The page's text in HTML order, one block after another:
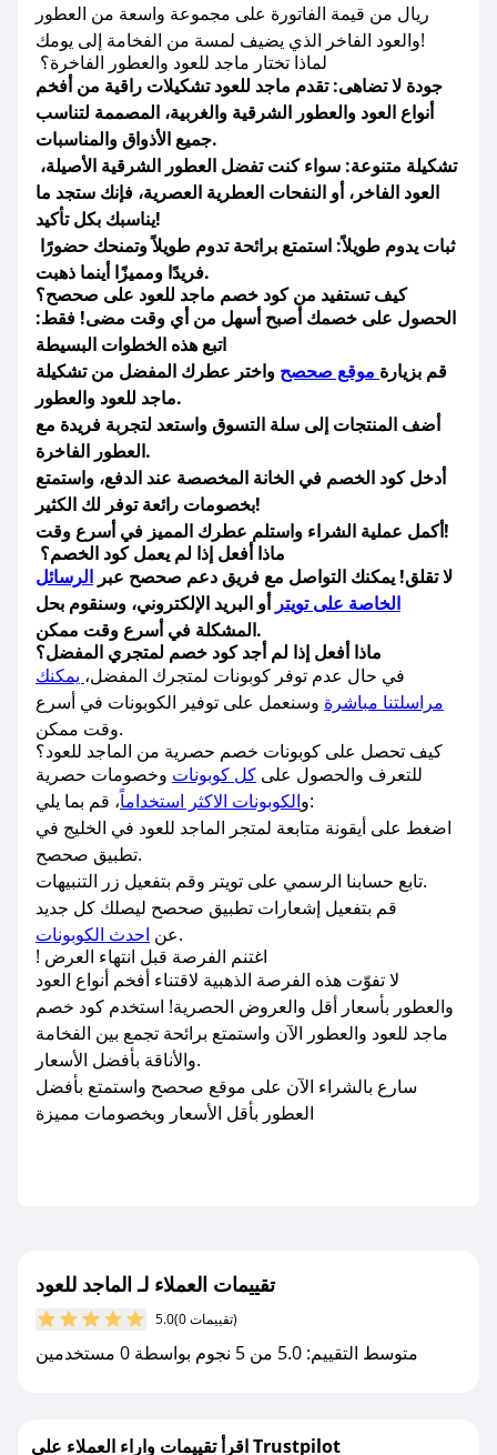
ريال من قيمة الفاتورة على مجموعة واسعة من العطور
والعود الفاخر الذي يضيف لمسة من الفخامة إلى يومك!
لماذا تختار ماجد للعود والعطور الفاخرة؟
جودة لا تضاهى: تقدم ماجد للعود تشكيلات راقية من أفخم
أنواع العود والعطور الشرقية والغربية، المصممة لتناسب
جميع الأذواق والمناسبات.
العود الفاخر، أو النفحات العطرية العصرية، فإنك ستجد ما
يناسبك بكل تأكيد!
فريدًا ومميزًا أينما ذهبت.
كيف تستفيد من كود خصم ماجد للعود على صحصح؟
:الحصول على خصمك أصبح أسهل من أي وقت مضى! فقط
اتبع هذه الخطوات البسيطة
قم بزيارة موقع صحصح واختر عطرك المفضل من تشكيلة
ماجد للعود والعطور.
أضف المنتجات إلى سلة التسوق واستعد لتجربة فريدة مع
العطور الفاخرة.
أدخل كود الخصم في الخانة المخصصة عند الدفع، واستمتع
بخصومات رائعة توفر لك الكثير!
أكمل عملية الشراء واستلم عطرك المميز في أسرع وقت!
ماذا أفعل إذا لم يعمل كود الخصم؟
لا تقلق! يمكنك التواصل مع فريق دعم صحصح عبر الرسائل
الخاصة على تويتر أو البريد الإلكتروني، وسنقوم بحل
المشكلة في أسرع وقت ممكن.
ماذا أفعل إذا لم أجد كود خصم لمتجري المفضل؟
في حال عدم توفر كوبونات لمتجرك المفضل، يمكنك
مراسلتنا مباشرة وسنعمل على توفير الكوبونات في أسرع
وقت ممكن.
كيف تحصل على كوبونات خصم حصرية من الماجد للعود؟
للتعرف والحصول على كل كوبونات وخصومات حصرية
والكوبونات الاكثر استخداماً ، قم بما يلي:
اضغط على أيقونة متابعة لمتجر الماجد للعود في الخليج في
تطبيق صحصح.
تابع حسابنا الرسمي على تويتر وقم بتفعيل زر التنبيهات.
قم بتفعيل إشعارات تطبيق صحصح ليصلك كل جديد
عن احدث الكوبونات
.
! اغتنم الفرصة قبل انتهاء العرض
لا تفوّت هذه الفرصة الذهبية لاقتناء أفخم أنواع العود
والعطور بأسعار أقل والعروض الحصرية! استخدم كود خصم
ماجد للعود والعطور الآن واستمتع برائحة تجمع بين الفخامة
والأناقة بأفضل الأسعار.
سارع بالشراء الآن على موقع صحصح واستمتع بأفضل
العطور بأقل الأسعار وبخصومات مميزة
تقييمات العملاء لـ الماجد للعود
5.0 (0 تقييمات)
متوسط التقييم: 5.0 من 5 نجوم بواسطة 0 مستخدمين
اقرأ تقييمات واراء العملاء على Trustpilot